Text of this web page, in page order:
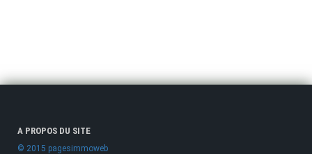
A PROPOS DU SITE
© 2015 pagesimmoweb